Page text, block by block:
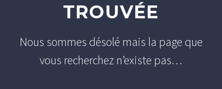
TROUVÉE
Nous sommes désolé mais la page que
vous recherchez n’existe pas…